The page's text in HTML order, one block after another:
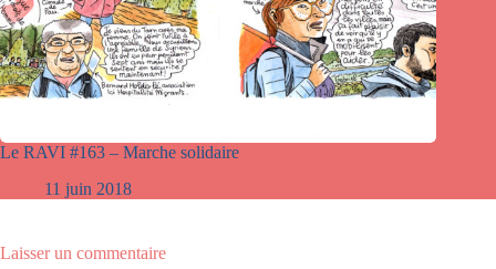
Le RAVI #163 – Marche solidaire
11 juin 2018
Laisser un commentaire